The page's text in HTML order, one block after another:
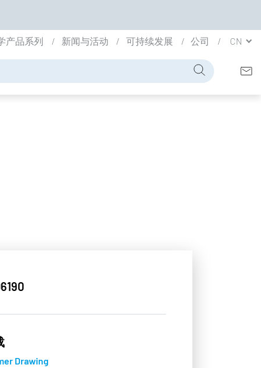
产品系列 新闻与活动 可持续发展 公司 CN
Drawing